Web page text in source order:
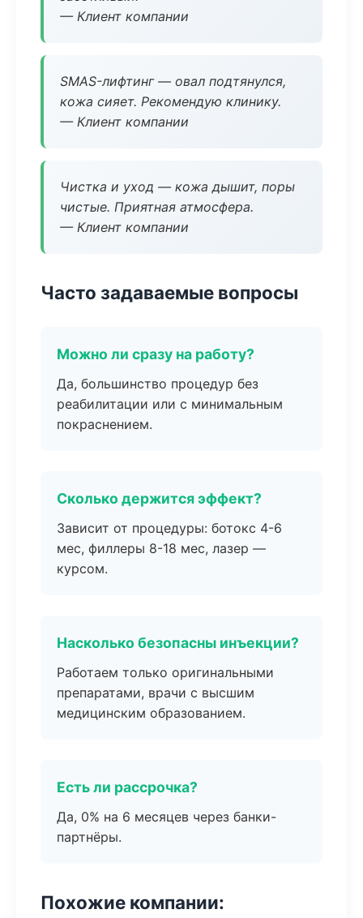
— Клиент компании
SMAS-лифтинг — овал подтянулся,
кожа сияет. Рекомендую клинику.
— Клиент компании
Чистка и уход — кожа дышит, поры
чистые. Приятная атмосфера.
— Клиент компании
Часто задаваемые вопросы
Можно ли сразу на работу?
Да, большинство процедур без
реабилитации или с минимальным
покраснением.
Сколько держится эффект?
Зависит от процедуры: ботокс 4-6
мес, филлеры 8-18 мес, лазер —
курсом.
Насколько безопасны инъекции?
Работаем только оригинальными
препаратами, врачи с высшим
медицинским образованием.
Есть ли рассрочка?
Да, 0% на 6 месяцев через банки-
партнёры.
Похожие компании: